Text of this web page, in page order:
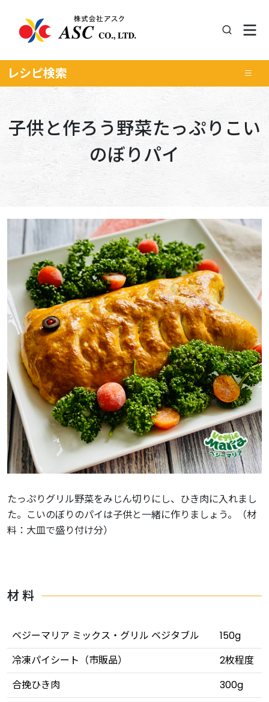
レシピ検索
子供と作ろう野菜たっぷりこい
のぼりパイ
たっぷりグリル野菜をみじん切りにし、ひき肉に入れまし
た。こいのぼりのパイは子供と一緒に作りましょう。（材
料：大皿で盛り付け分）
材 料
ベジーマリア ミックス・グリル ベジタブル
150g
冷凍パイシート（市販品）
2枚程度
合挽ひき肉
300g